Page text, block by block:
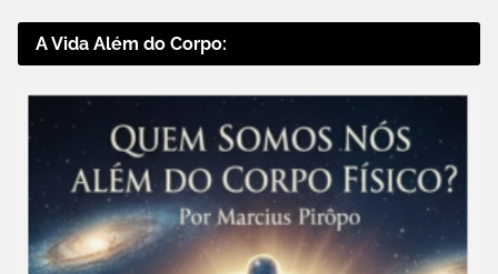
A Vida Além do Corpo: